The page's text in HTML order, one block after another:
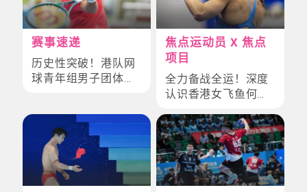
赛事速递
历史性突破！港队网
球青年组男子团体赛
焦点运动员 X 焦点
项目
全力备战全运！深度
认识香港女飞鱼何诗